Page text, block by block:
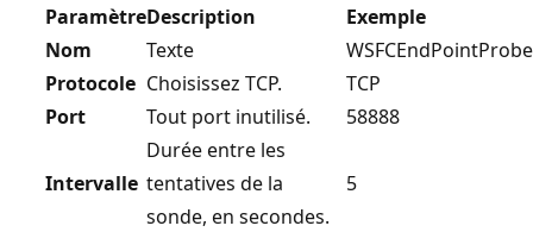
ParamètreDescription
Exemple
Nom
Texte
WSFCEndPointProbe
Protocole Choisissez TCP.
TCP
Port
Tout port inutilisé. 58888
Intervalle
Durée entre les
tentatives de la
sonde, en secondes.
5